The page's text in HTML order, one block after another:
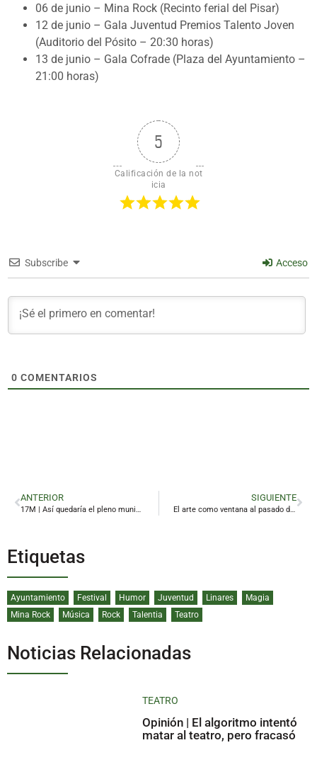
06 de junio – Mina Rock (Recinto ferial del Pisar)
12 de junio – Gala Juventud Premios Talento Joven
(Auditorio del Pósito – 20:30 horas)
13 de junio – Gala Cofrade (Plaza del Ayuntamiento –
21:00 horas)
5
Calificación de la not
icia
Subscribe Acceso
0 COMENTARIOS
ANTERIOR SIGUIENTE
Etiquetas
Ayuntamiento Festival Humor Juventud Linares
Magia
Mina Rock
Música Rock Talentia Teatro
Noticias Relacionadas
TEATRO
Opinión | El algoritmo intentó
matar al teatro, pero fracasó